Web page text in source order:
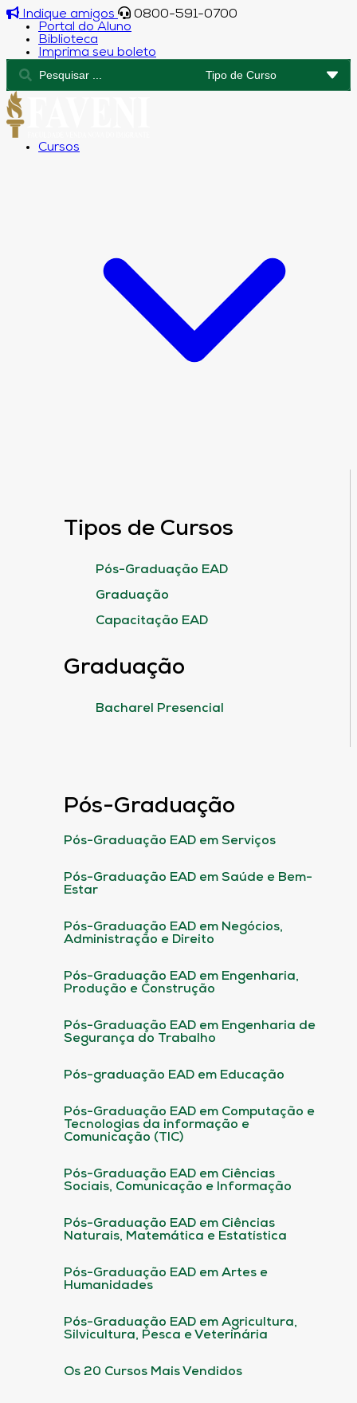
Indique amigos
0800-591-0700
Portal do Aluno
Biblioteca
Imprima seu boleto
Cursos
Tipos de Cursos
Pós-Graduação EAD
Graduação
Capacitação EAD
Graduação
Bacharel Presencial
Pós-Graduação
Pós-Graduação EAD em Serviços
Pós-Graduação EAD em Saúde e Bem-
Estar
Pós-Graduação EAD em Negócios,
Administração e Direito
Pós-Graduação EAD em Engenharia,
Produção e Construção
Pós-Graduação EAD em Engenharia de
Segurança do Trabalho
Pós-graduação EAD em Educação
Pós-Graduação EAD em Computação e
Tecnologias da informação e
Comunicação (TIC)
Pós-Graduação EAD em Ciências
Sociais, Comunicação e Informação
Pós-Graduação EAD em Ciências
Naturais, Matemática e Estatística
Pós-Graduação EAD em Artes e
Humanidades
Pós-Graduação EAD em Agricultura,
Silvicultura, Pesca e Veterinária
Os 20 Cursos Mais Vendidos